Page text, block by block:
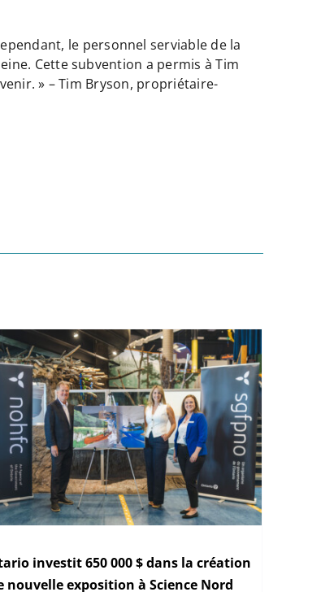
le personnel serviable de la
Cette subvention a permis à Tim
» – Tim Bryson, propriétaire-
investit 650 000 $ dans la création
nouvelle exposition à Science Nord